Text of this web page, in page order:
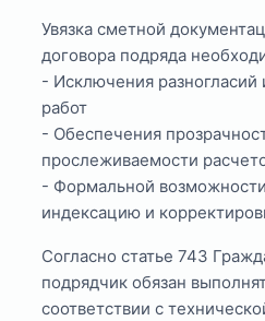
Увязка сметной
договора подряда
- Исключения разногласий
работ
- Обеспечения
прослеживаемости
- Формальной
индексацию и
Согласно статье 743
подрядчик обязан
соответствии с